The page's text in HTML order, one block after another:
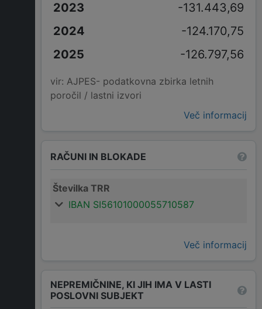
-131.443,69
-124.170,75
-126.797,56
vir: AJPES- podatkovna zbirka letnih
poročil / lastni izvori
Več informacij
RAČUNI IN BLOKADE
Številka TRR
IBAN SI56101000055710587
Več informacij
NEPREMIČNINE, KI JIH IMA V LASTI
POSLOVNI SUBJEKT